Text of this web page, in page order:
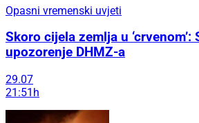
Opasni vremenski uvjeti
Skoro cijela zemlja u ‘crvenom’:
upozorenje DHMZ-a
29.07
21:51h